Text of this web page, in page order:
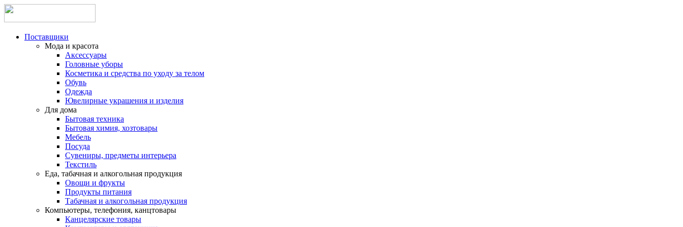
Поставщики
Мода и красота
Аксессуары
Головные уборы
Косметика и средства по уходу за телом
Обувь
Одежда
Ювелирные украшения и изделия
Для дома
Бытовая техника
Бытовая химия, хозтовары
Мебель
Посуда
Сувениры, предметы интерьера
Текстиль
Еда, табачная и алкогольная продукция
Овощи и фрукты
Продукты питания
Табачная и алкогольная продукция
Компьютеры, телефония, канцтовары
Канцелярские товары